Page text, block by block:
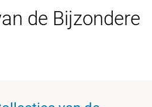
de Bijzondere